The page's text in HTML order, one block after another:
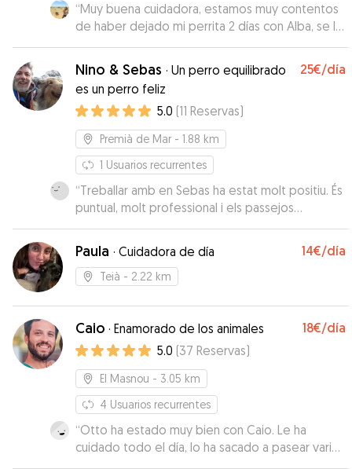
“Muy buena cuidadora, estamos muy contentos
de haber dejado mi perrita 2 días con Alba, se lo
pasó genial en los paseos por la montaña”
Nino & Sebas · Un perro equilibrado
es un perro feliz
25€/día
5.0 (11 Reservas)
Premià de Mar - 1.88 km
1 Usuarios recurrentes
“Treballar amb en Sebas ha estat molt positiu. És
puntual, molt professional i els passejos
agradables. Nosaltres estem encantats i creiem
que en Sebas i la Pruna s'han entès molt bé,
també! 😉. Repetirem segur!!
Paula · Cuidadora de día 14€/día
Teià - 2.22 km
Caio · Enamorado de los animales 18€/día
5.0 (37 Reservas)
El Masnou - 3.05 km
4 Usuarios recurrentes
“Otto ha estado muy bien con Caio. Le ha
cuidado todo el día, lo ha sacado a pasear varias
veces y nos ha enviado fotos y vídeos. Ademas